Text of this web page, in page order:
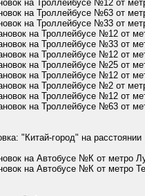
на Троллейбусе №12 от
на Троллейбусе №63 от
на Троллейбусе №33 от
на Троллейбусе №12 от
на Троллейбусе №33 от
на Троллейбусе №12 от
на Троллейбусе №25 от
на Троллейбусе №12 от
на Троллейбусе №2 от
на Троллейбусе №12 от
на Троллейбусе №63 от
"Китай-город" на расстоянии
на Автобусе №К от метро
на Автобусе №К от метро